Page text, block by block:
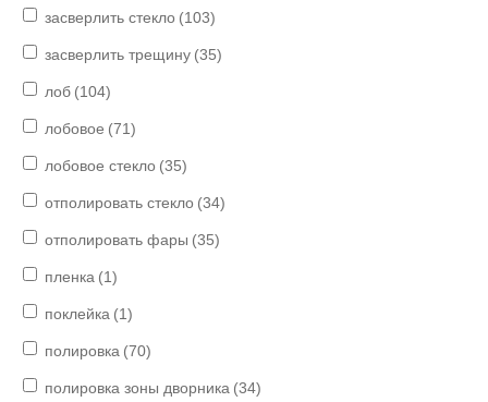
засверлить стекло (103)
засверлить трещину (35)
лоб (104)
лобовое (71)
лобовое стекло (35)
отполировать стекло (34)
отполировать фары (35)
пленка (1)
поклейка (1)
полировка (70)
полировка зоны дворника (34)